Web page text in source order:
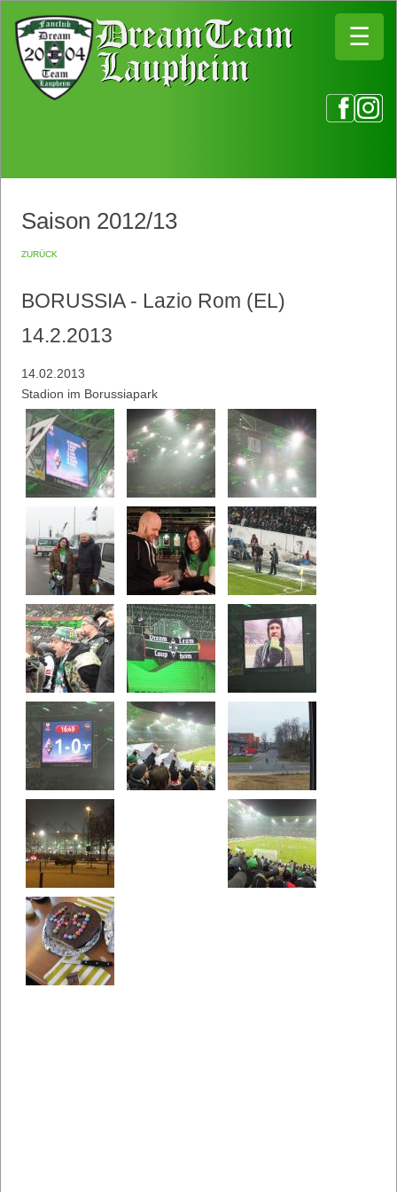
☰
☰
Saison 2012/13
zurück
BORUSSIA - Lazio Rom (EL)
14.2.2013
14.02.2013
Stadion im Borussiapark